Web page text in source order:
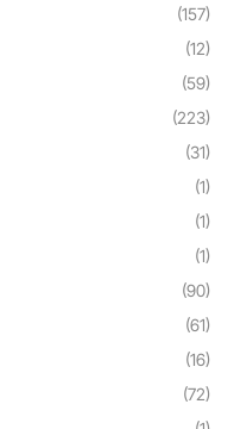
(157)
(12)
(59)
(223)
(31)
(1)
(1)
(1)
(90)
(61)
(16)
(72)